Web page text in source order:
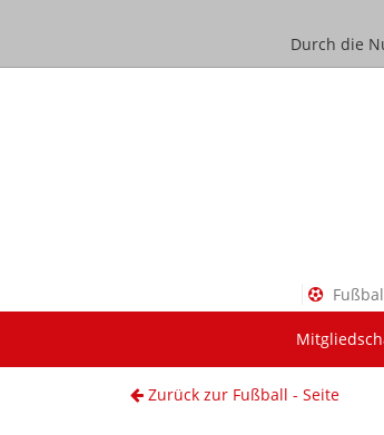
Durch die
Zurück zur Fußball - Seite